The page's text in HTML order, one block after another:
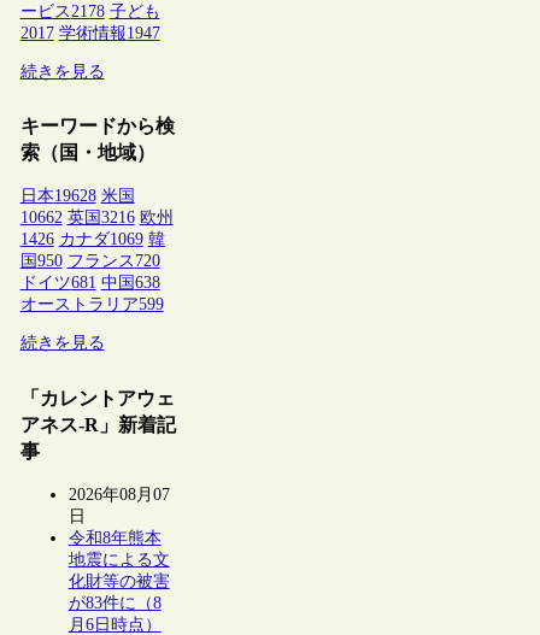
ービス 2178 子ども
2017 学術情報1947
続きを見る
キーワードから検
索（国・地域）
日本19628 米国
10662 英国 3216 欧州
1426 カナダ1069 韓
国 950 フランス 720
ドイツ681 中国 638
オーストラリア599
続きを見る
「カレントアウェ
アネス-R」新着記
事
2026年08月07
日
令和8年熊本
地震による文
化財等の被害
が83件に（8
月6日時点）